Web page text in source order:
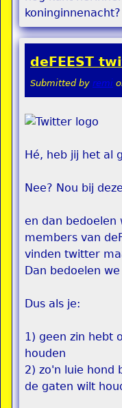
koninginnenacht?
deFEEST
Submitted by remi
Hé, heb jij het al
Nee? Nou bij
en dan
members van
vinden twitter
Dan bedoelen
Dus als je:
1) geen zin hebt
houden
2) zo'n luie hond
de gaten wilt